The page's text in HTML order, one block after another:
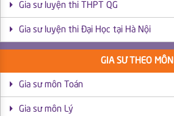
Gia sư luyện thi THPT QG
Gia sư luyện thi Đại Học tại Hà Nội
GIA SƯ THEO MÔN
Gia sư môn Toán
Gia sư môn Lý